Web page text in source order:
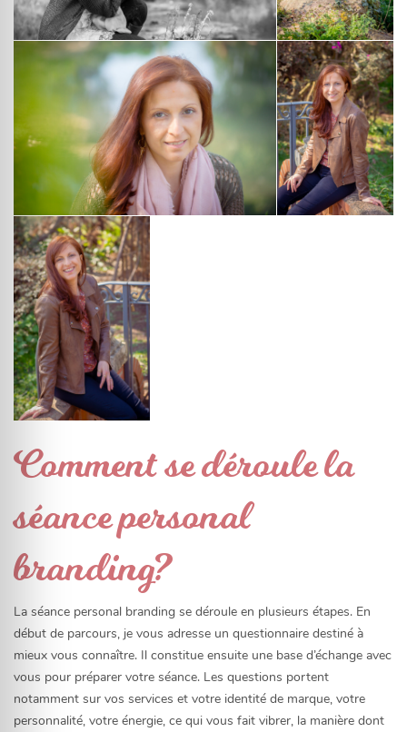
Comment se déroule la
séance personal
branding?
La séance personal branding se déroule en plusieurs étapes. En
début de parcours, je vous adresse un questionnaire destiné à
mieux vous connaître. Il constitue ensuite une base d’échange avec
vous pour préparer votre séance. Les questions portent
notamment sur vos services et votre identité de marque, votre
personnalité, votre énergie, ce qui vous fait vibrer, la manière dont